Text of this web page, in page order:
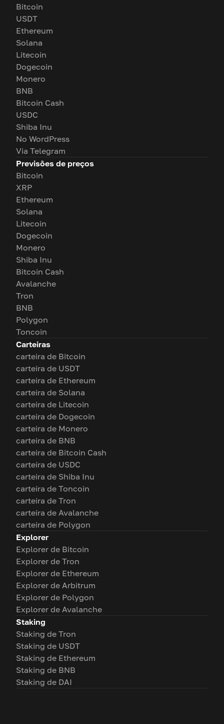
Bitcoin
USDT
Ethereum
Solana
Litecoin
Dogecoin
Monero
BNB
Bitcoin Cash
USDC
Shiba Inu
No WordPress
Via Telegram
Previsões de preços
Bitcoin
XRP
Ethereum
Solana
Litecoin
Dogecoin
Monero
Shiba Inu
Bitcoin Cash
Avalanche
Tron
BNB
Polygon
Toncoin
Carteiras
carteira de Bitcoin
carteira de USDT
carteira de Ethereum
carteira de Solana
carteira de Litecoin
carteira de Dogecoin
carteira de Monero
carteira de BNB
carteira de Bitcoin Cash
carteira de USDC
carteira de Shiba Inu
carteira de Toncoin
carteira de Tron
carteira de Avalanche
carteira de Polygon
Explorer
Explorer de Bitcoin
Explorer de Tron
Explorer de Ethereum
Explorer de Arbitrum
Explorer de Polygon
Explorer de Avalanche
Staking
Staking de Tron
Staking de USDT
Staking de Ethereum
Staking de BNB
Staking de DAI